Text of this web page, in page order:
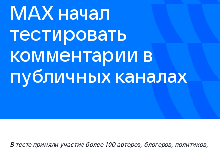
МАХ начал
тестировать
комментарии в
публичных каналах
В тесте приняли участие более 100 авторов, блогеров, политиков,